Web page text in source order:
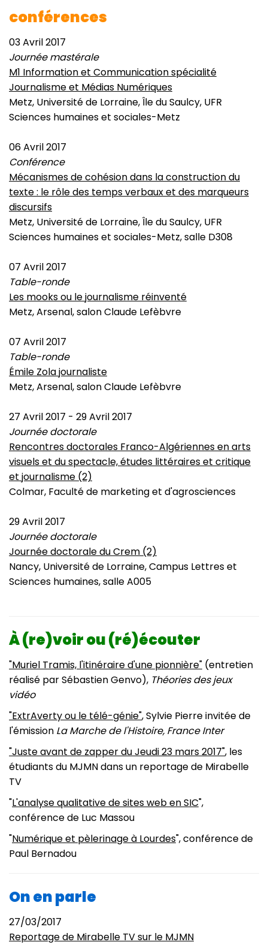
conférences
03 Avril 2017
Journée mastérale
M1 Information et Communication spécialité
Journalisme et Médias Numériques
Metz, Université de Lorraine, Île du Saulcy, UFR
Sciences humaines et sociales-Metz
06 Avril 2017
Conférence
Mécanismes de cohésion dans la construction du
texte : le rôle des temps verbaux et des marqueurs
discursifs
Metz, Université de Lorraine, Île du Saulcy, UFR
Sciences humaines et sociales-Metz, salle D308
07 Avril 2017
Table-ronde
Les mooks ou le journalisme réinventé
Metz, Arsenal, salon Claude Lefèbvre
07 Avril 2017
Table-ronde
Émile Zola journaliste
Metz, Arsenal, salon Claude Lefèbvre
27 Avril 2017 - 29 Avril 2017
Journée doctorale
Rencontres doctorales Franco-Algériennes en arts
visuels et du spectacle, études littéraires et critique
et journalisme (2)
Colmar, Faculté de marketing et d'agrosciences
29 Avril 2017
Journée doctorale
Journée doctorale du Crem (2)
Nancy, Université de Lorraine, Campus Lettres et
Sciences humaines, salle A005
À (re)voir ou (ré)écouter
"Muriel Tramis, l'itinéraire d'une pionnière" (entretien
réalisé par Sébastien Genvo), Théories des jeux
vidéo
"ExtrAverty ou le télé-génie", Sylvie Pierre invitée de
l'émission La Marche de l'Histoire, France Inter
"Juste avant de zapper du Jeudi 23 mars 2017", les
étudiants du MJMN dans un reportage de Mirabelle
TV
"L'analyse qualitative de sites web en SIC",
conférence de Luc Massou
"Numérique et pèlerinage à Lourdes", conférence de
Paul Bernadou
On en parle
27/03/2017
Reportage de Mirabelle TV sur le MJMN